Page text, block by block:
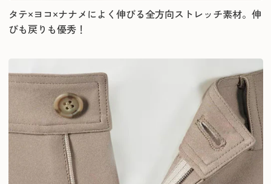
タテ×ヨコ×ナナメによく伸びる全方向ストレッチ素材。伸
びも戻りも優秀！